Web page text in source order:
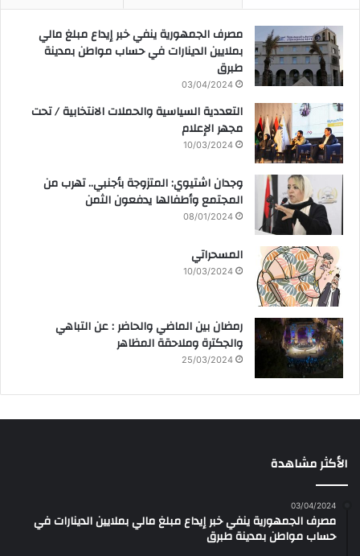
مصرف الجمهورية ينفي خبر إيداع مبلغ مالي
بملايين الدينارات في حساب مواطن بمدينة
طبرق
03/04/2024
التعددية السياسية والحملات الانتخابية / تحت
مجهر الإعلام
10/03/2024
وجدان اشتيوي: المتزوجة بأجنبي.. تهرب من
المجتمع وأطفالها يدفعون الثمن
08/01/2024
المسحراتي
10/03/2024
رمضان بين الماضي والحاضر : عن التباهي
والجكترة وملاحقة المظاهر
25/03/2024
الأكثر مشاهدة
03/04/2024
مصرف الجمهورية ينفي خبر إيداع مبلغ مالي بملايين الدينارات في
حساب مواطن بمدينة طبرق